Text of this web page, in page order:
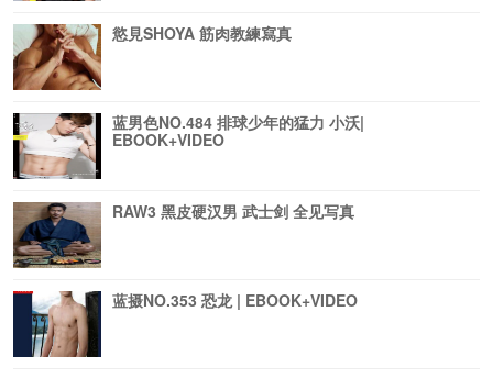
慾見SHOYA 筋肉教練寫真
蓝男色NO.484 排球少年的猛力 小沃|
EBOOK+VIDEO
RAW3 黑皮硬汉男 武士剑 全见写真
蓝摄NO.353 恐龙 | EBOOK+VIDEO